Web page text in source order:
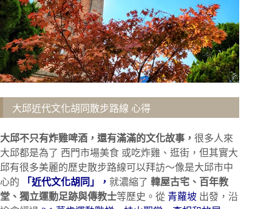
大邱近代文化胡同散步路線 心得
大邱不只有炸雞啤酒，還有滿滿的文化故事， 很多人來
大邱都是為了 西門市場美食 或吃炸雞、逛街，但其實大
邱有很多美麗的歷史散步路線可以拜訪～像是大邱市中
心的
「近代文化胡同」， 就濃縮了 韓屋古宅、百年教
堂、獨立運動足跡與傳教士等歷史。從 青蘿坡 出發，沿